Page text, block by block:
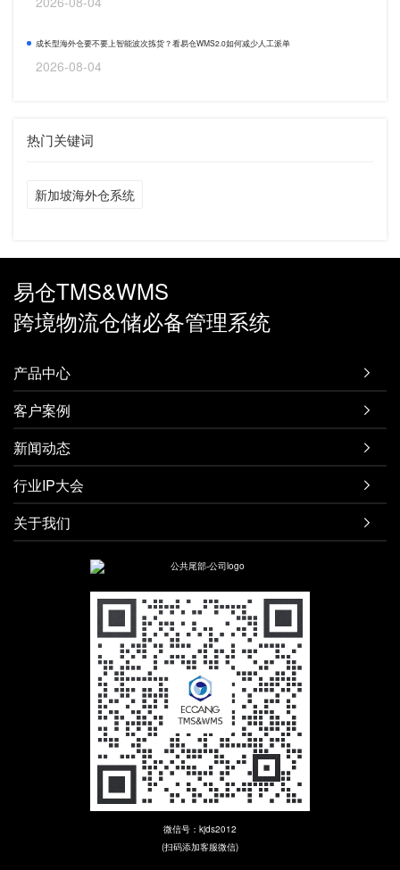
成长型海外仓要不要上智能波次拣货？看易仓WMS2.0如何减少人工派单
2026-08-04
热门关键词
新加坡海外仓系统
易仓TMS&WMS
跨境物流仓储必备管理系统
产品中心 
客户案例 
新闻动态 
行业IP大会 
关于我们 
微信号：kjds2012
(扫码添加客服微信)